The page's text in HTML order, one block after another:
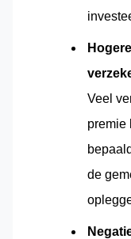
Veel
premie
de